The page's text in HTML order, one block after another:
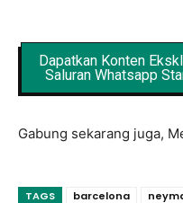
Dapatkan Konten
Saluran Whatsapp
Gabung sekarang juga,
TAGS barcelona